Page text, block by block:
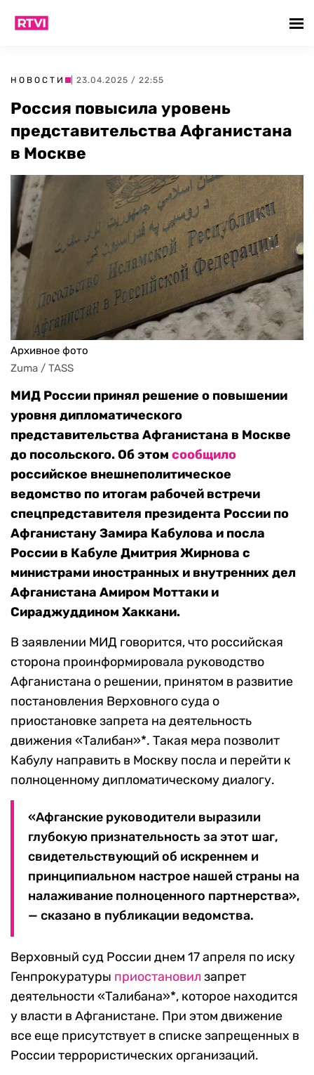
НОВОСТИ | 23.04.2025 / 22:55
Россия повысила уровень
представительства Афганистана
в Москве
Архивное фото
Zuma / TASS
МИД России принял решение о повышении
уровня дипломатического
представительства Афганистана в Москве
до посольского. Об этом сообщило
российское внешнеполитическое
ведомство по итогам рабочей встречи
спецпредставителя президента России по
Афганистану Замира Кабулова и посла
России в Кабуле Дмитрия Жирнова с
министрами иностранных и внутренних дел
Афганистана Амиром Моттаки и
Сираджуддином Хаккани.
В заявлении МИД говорится, что российская
сторона проинформировала руководство
Афганистана о решении, принятом в развитие
постановления Верховного суда о
приостановке запрета на деятельность
движения «Талибан»*. Такая мера позволит
Кабулу направить в Москву посла и перейти к
полноценному дипломатическому диалогу.
«Афганские руководители выразили
глубокую признательность за этот шаг,
свидетельствующий об искреннем и
принципиальном настрое нашей страны на
налаживание полноценного партнерства»,
— сказано в публикации ведомства.
Верховный суд России днем 17 апреля по иску
Генпрокуратуры приостановил запрет
деятельности «Талибана»*, которое находится
у власти в Афганистане. При этом движение
все еще присутствует в списке запрещенных в
России террористических организаций.